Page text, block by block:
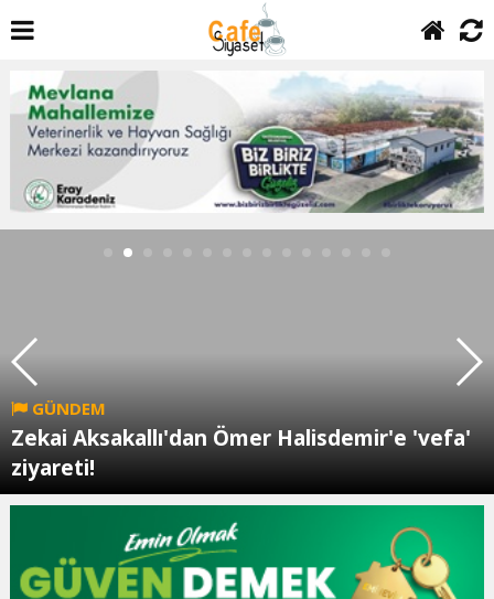
GÜNDEM
Zekai Aksakallı'dan Ömer Halisdemir'e 'vefa'
ziyareti!